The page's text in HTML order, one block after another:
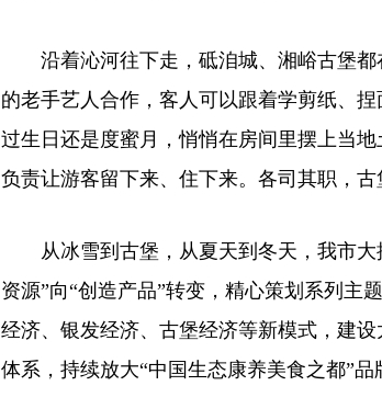
沿着沁河往下走，砥洎城、湘峪古堡
的老手艺人合作，客人可以跟着学剪纸、
过生日还是度蜜月，悄悄在房间里摆上当
负责让游客留下来、住下来。各司其职，古
从冰雪到古堡，从夏天到冬天，我市
资源”向“创造产品”转变，精心策划系列主
经济、银发经济、古堡经济等新模式，建
体系，持续放大“中国生态康养美食之都”